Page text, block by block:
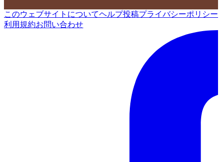
このウェブサイトについてヘルプ投稿プライバシーポリシー
利用規約お問い合わせ